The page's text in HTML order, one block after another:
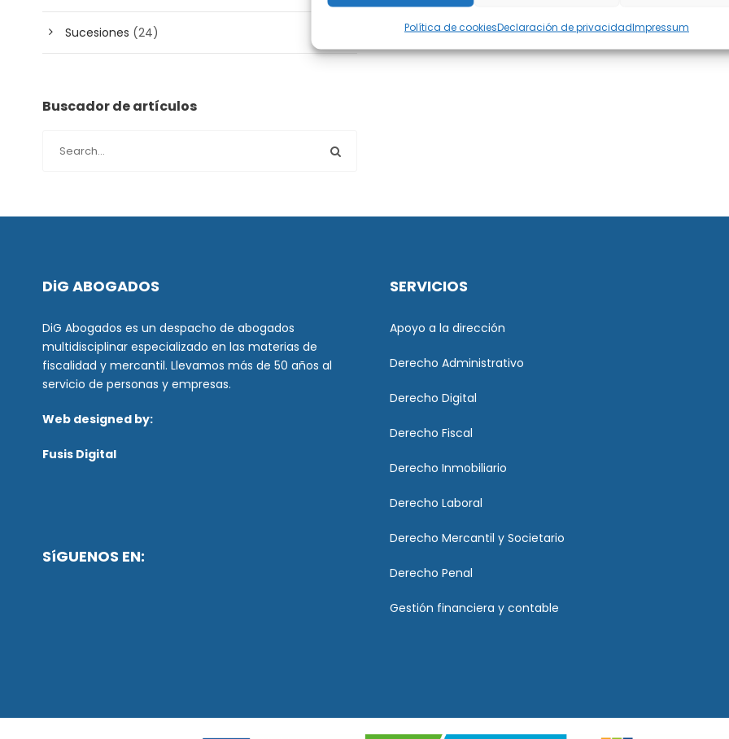
Política de cookiesDeclaración de privacidadImpressum
Sucesiones (24)
Buscador de artículos
DiG ABOGADOS
DiG Abogados es un despacho de abogados
multidisciplinar especializado en las materias de
fiscalidad y mercantil. Llevamos más de 50 años al
servicio de personas y empresas.
Web designed by:
Fusis Digital
SíGUENOS EN:
SERVICIOS
Apoyo a la dirección
Derecho Administrativo
Derecho Digital
Derecho Fiscal
Derecho Inmobiliario
Derecho Laboral
Derecho Mercantil y Societario
Derecho Penal
Gestión financiera y contable